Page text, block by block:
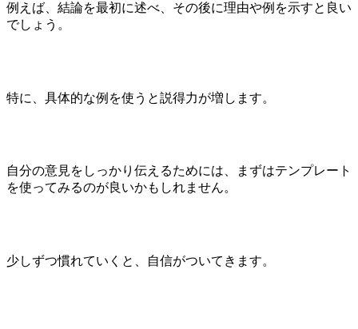
例えば、結論を最初に述べ、その後に理由や例を示すと良い
でしょう。
特に、具体的な例を使うと説得力が増します。
自分の意見をしっかり伝えるためには、まずはテンプレート
を使ってみるのが良いかもしれません。
少しずつ慣れていくと、自信がついてきます。